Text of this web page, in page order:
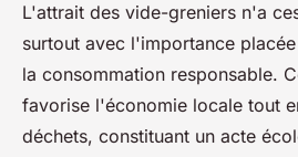
L'attrait des vide-greniers n'a
surtout avec l'importance
la consommation responsable.
favorise l'économie locale tout
déchets, constituant un acte